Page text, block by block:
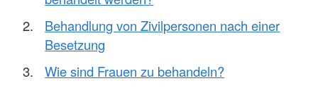
Behandlung von Zivilpersonen nach einer
Besetzung
Wie sind Frauen zu behandeln?